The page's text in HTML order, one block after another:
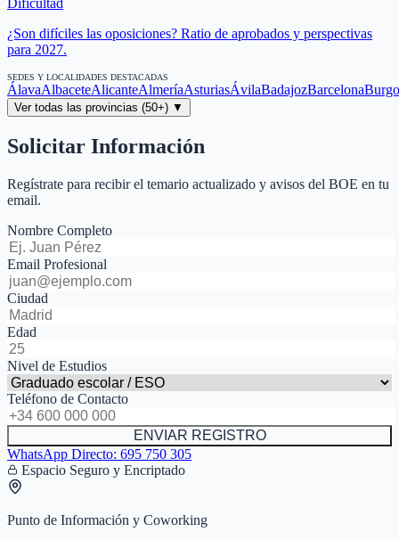
Dificultad
¿Son difíciles las oposiciones? Ratio de aprobados y perspectivas
para 2027.
SEDES Y LOCALIDADES DESTACADAS
ÁlavaAlbaceteAlicanteAlmeríaAsturiasÁvilaBadajozBarcelona
Ver todas las provincias (50+) ▼
Solicitar Información
Regístrate para recibir el temario actualizado y avisos del BOE en tu
email.
Nombre Completo
Email Profesional
Ciudad
Edad
Nivel de Estudios
Teléfono de Contacto
ENVIAR REGISTRO
WhatsApp Directo: 695 750 305
Espacio Seguro y Encriptado
Punto de Información y Coworking